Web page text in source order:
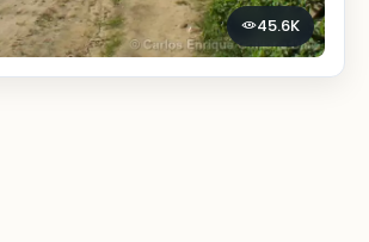
45.6K